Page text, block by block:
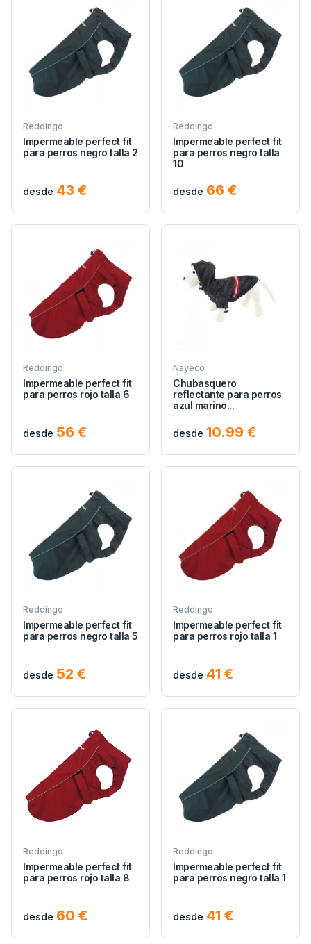
Reddingo
Impermeable perfect fit
para perros negro talla 2
desde 43 €
Reddingo
Impermeable perfect fit
para perros negro talla
10
desde 66 €
Reddingo
Impermeable perfect fit
para perros rojo talla 6
desde 56 €
Nayeco
Chubasquero
reflectante para perros
azul marino...
desde 10.99 €
Reddingo
Impermeable perfect fit
para perros negro talla 5
desde 52 €
Reddingo
Impermeable perfect fit
para perros rojo talla 1
desde 41 €
Reddingo
Impermeable perfect fit
para perros rojo talla 8
desde 60 €
Reddingo
Impermeable perfect fit
para perros negro talla 1
desde 41 €